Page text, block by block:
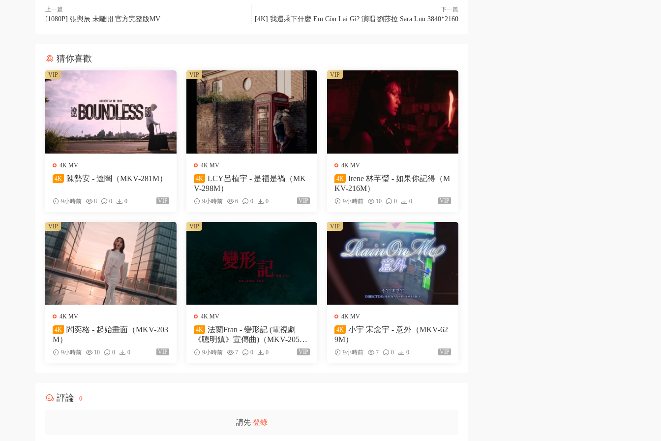
上一篇
[1080P] 張與辰 未離開 官方完整版MV
下一篇
[4K] 我還乘下什麽 Em Còn Lại Gì? 演唱 劉莎拉 Sara Luu 3840*2160
猜你喜歡
4K MV
4K
陳勢安 - 遼闊（MKV-281M）
9小時前 8 0 0 VIP
VIP
4K MV
4K
LCY呂植宇 - 是福是禍（MK
V-298M）
9小時前 6 0 0 VIP
VIP
4K MV
4K
Irene 林芊瑩 - 如果你記得（M
KV-216M）
9小時前 10 0 0 VIP
VIP
4K MV
4K
閻奕格 - 起始畫面（MKV-203
M）
9小時前 10 0 0 VIP
VIP
4K MV
4K
法蘭Fran - 變形記 (電視劇
《聰明鎮》宣傳曲)（MKV-205
M）9小時前 7 0 0 VIP
VIP
4K MV
4K
小宇 宋念宇 - 意外（MKV-62
9M）
9小時前 7 0 0 VIP
VIP
評論 0
請先 登錄